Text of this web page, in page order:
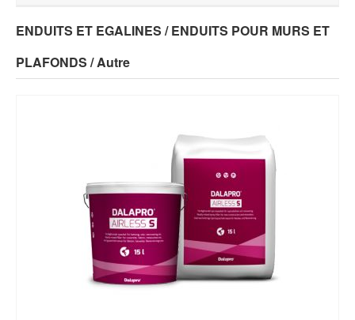
ENDUITS ET EGALINES / ENDUITS POUR MURS ET
PLAFONDS / Autre